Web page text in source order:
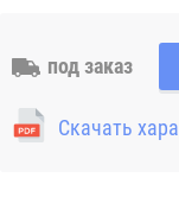
обозначением 2RS
контактные
(NBR) и пригодны
поставляются
под заказ
Скачать